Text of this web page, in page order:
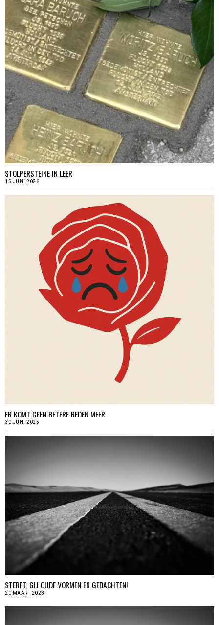
STOLPERSTEINE IN LEER
15 JUNI 2026
ER KOMT GEEN BETERE REDEN MEER.
30 JUNI 2025
STERFT, GIJ OUDE VORMEN EN GEDACHTEN!
20 MAART 2023